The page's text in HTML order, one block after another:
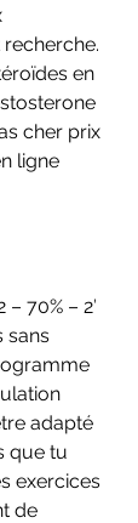
en
cher prix
ligne
– 70% – 2′
sans
adapté
que tu
exercices
de